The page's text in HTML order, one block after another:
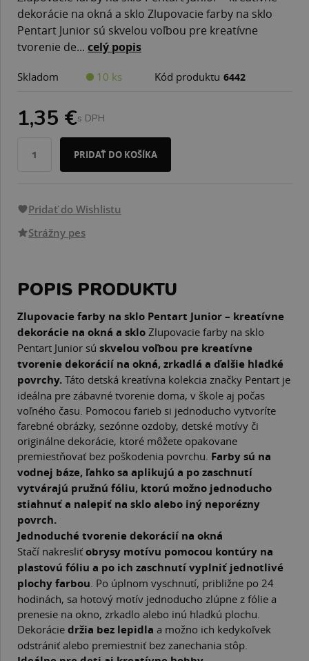
dekorácie na okná a sklo Zlupovacie farby na sklo
Pentart Junior sú skvelou voľbou pre kreatívne
tvorenie de... celý popis
Skladom 10 ks Kód produktu 6442
1,35 €s DPH
PRIDAŤ DO KOŠÍKA
Pridať do Wishlistu
Strážny pes
POPIS PRODUKTU
Zlupovacie farby na sklo Pentart Junior – kreatívne
dekorácie na okná a sklo Zlupovacie farby na sklo
Pentart Junior sú skvelou voľbou pre kreatívne
tvorenie dekorácií na okná, zrkadlá a ďalšie hladké
povrchy. Táto detská kreatívna kolekcia značky Pentart je
ideálna pre zábavné tvorenie doma, v škole aj počas
voľného času. Pomocou farieb si jednoducho vytvoríte
farebné obrázky, sezónne ozdoby, detské motívy či
originálne dekorácie, ktoré môžete opakovane
premiestňovať bez poškodenia povrchu. Farby sú na
vodnej báze, ľahko sa aplikujú a po zaschnutí
vytvárajú pružnú fóliu, ktorú možno jednoducho
stiahnuť a nalepiť na sklo alebo iný neporézny
povrch.
Jednoduché tvorenie dekorácií na okná
Stačí nakresliť obrysy motívu pomocou kontúry na
plastovú fóliu a po ich zaschnutí vyplniť jednotlivé
plochy farbou. Po úplnom vyschnutí, približne po 24
hodinách, sa hotový motív jednoducho zlúpne z fólie a
prenesie na okno, zrkadlo alebo inú hladkú plochu.
Dekorácie držia bez lepidla a možno ich kedykoľvek
odstrániť alebo premiestniť bez zanechania stôp.